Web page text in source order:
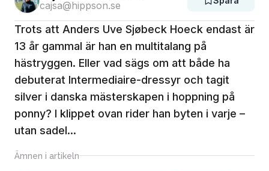
cajsa@hippson.se
Trots att Anders Uve Sjøbeck Hoeck endast är
13 år gammal är han en multitalang på
hästryggen. Eller vad sägs om att både ha
debuterat Intermediaire-dressyr och tagit
silver i danska mästerskapen i hoppning på
ponny? I klippet ovan rider han byten i varje –
utan sadel...
Ämnen i artikeln